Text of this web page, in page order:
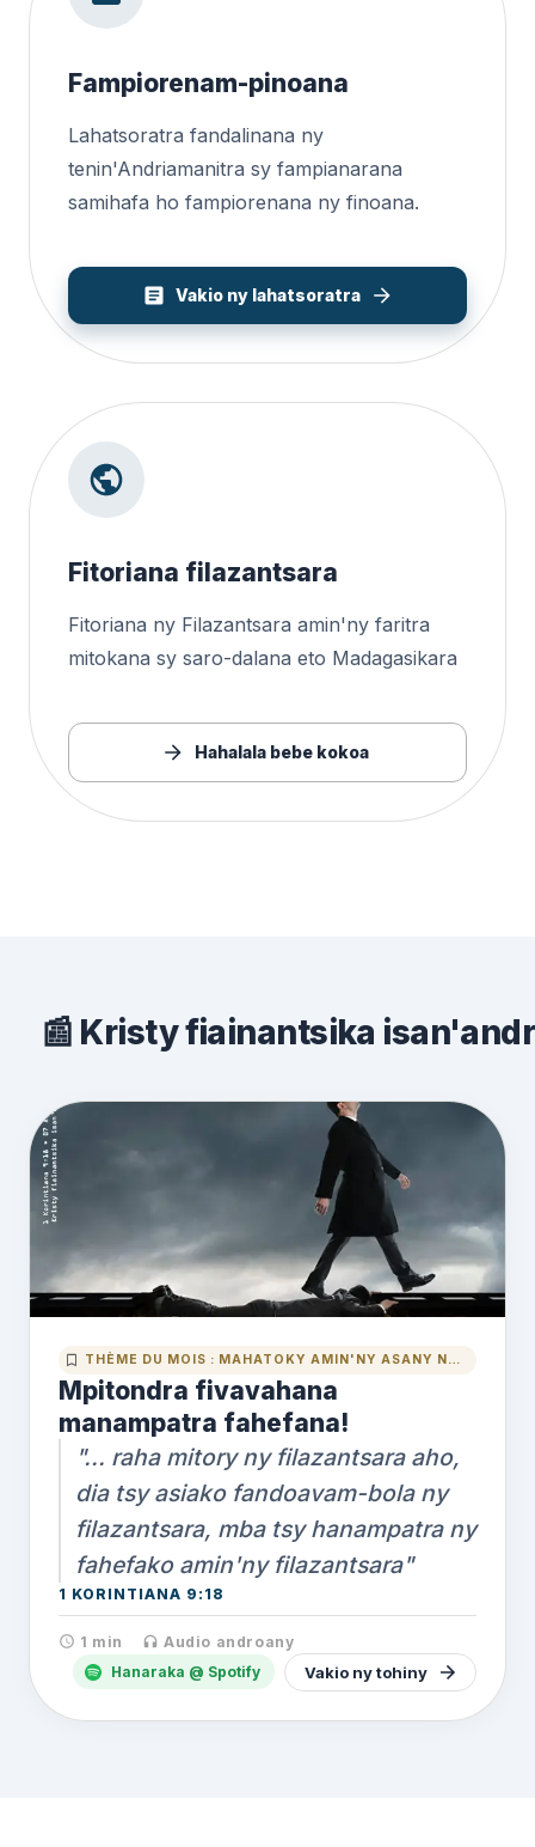
Fampiorenam-pinoana
Lahatsoratra fandalinana ny
tenin'Andriamanitra sy fampianarana
samihafa ho fampiorenana ny finoana.
Vakio ny lahatsoratra
Fitoriana filazantsara
Fitoriana ny Filazantsara amin'ny faritra
mitokana sy saro-dalana eto Madagasikara
Hahalala bebe kokoa
📰 Kristy fiainantsika
THÈME DU MOIS : MAHATOKY AMIN'NY ASANY NY MPINO
Mpitondra fivavahana
manampatra fahefana!
"... raha mitory ny filazantsara aho,
dia tsy asiako fandoavam-bola ny
filazantsara, mba tsy hanampatra ny
fahefako amin'ny filazantsara"
1 KORINTIANA 9:18
1 min
Audio androany
Hanaraka @ Spotify
Vakio ny tohiny